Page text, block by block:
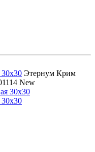
Этернум Крим
New